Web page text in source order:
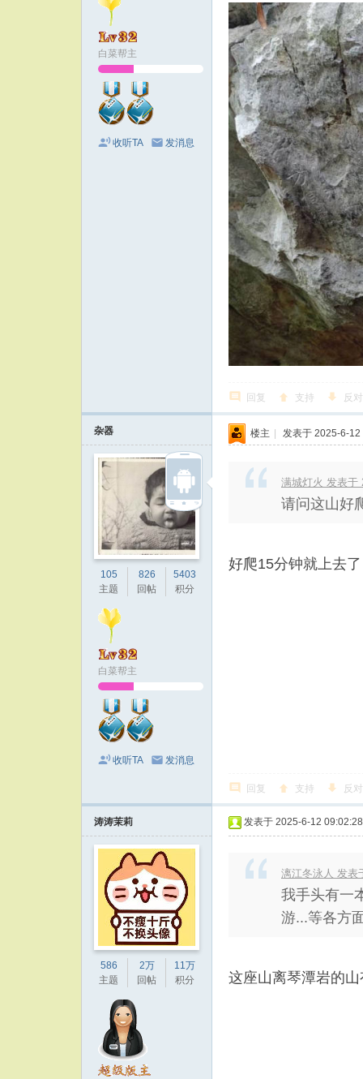
白菜帮主
收听TA 发消息
回复 支持 反对
杂器
105
主题
826
回帖
5403
积分
白菜帮主
收听TA 发消息
楼主 | 发表于 2025-6-
满城灯火 发表于
请问这山好
好爬15分钟就上去了
回复 支持 反对
涛涛茉莉
586
主题
2万
回帖
11万
积分
发表于 2025-6-12 09:02:28
漓江冬泳人 发表
我手头有一
游...等各方
这座山离琴潭岩的